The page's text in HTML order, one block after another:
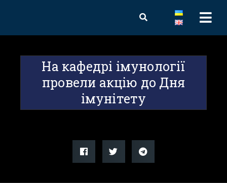
На кафедрі імунології
провели акцію до Дня
імунітету